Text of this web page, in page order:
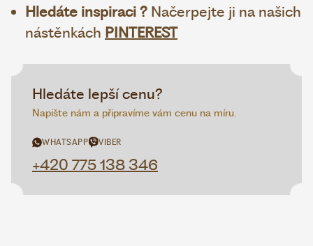
Hledáte inspiraci ? Načerpejte ji na našich
nástěnkách PINTEREST
Hledáte lepší cenu?
Napište nám a připravíme vám cenu na míru.
WHATSAPP VIBER
+420 775 138 346